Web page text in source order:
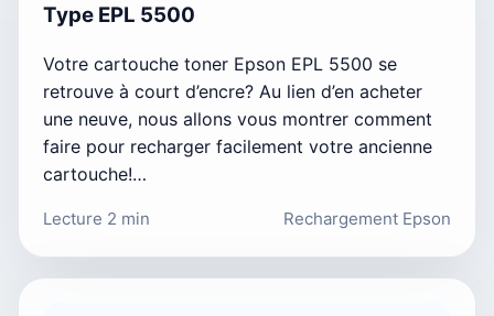
Type EPL 5500
Votre cartouche toner Epson EPL 5500 se
retrouve à court d’encre? Au lien d’en acheter
une neuve, nous allons vous montrer comment
faire pour recharger facilement votre ancienne
cartouche!…
Lecture 2 min Rechargement Epson